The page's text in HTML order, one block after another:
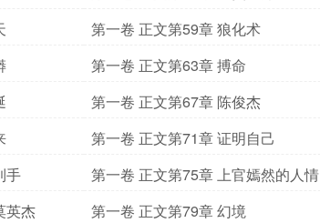
第一卷 正文第59章 狼化术
第一卷 正文第63章 搏命
第一卷 正文第67章 陈俊杰
第一卷 正文第71章 证明自己
手 第一卷 正文第75章 上官嫣然的人情
英杰 第一卷 正文第79章 幻境